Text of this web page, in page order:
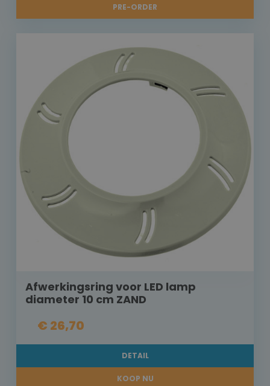
PRE-ORDER
Afwerkingsring voor LED lamp
diameter 10 cm ZAND
€ 26,70
DETAIL
KOOP NU